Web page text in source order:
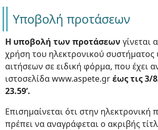
Υποβολή προτάσεων
Η υποβολή των προτάσεων γίνεται
χρήση του ηλεκτρονικού
αιτήσεων σε ειδική φόρμα, που έχει
ιστοσελίδα www.aspete.grέως τις 3/
23.59’.
Επισημαίνεται ότι στην
πρέπει να αναγράφεται ο ακριβής